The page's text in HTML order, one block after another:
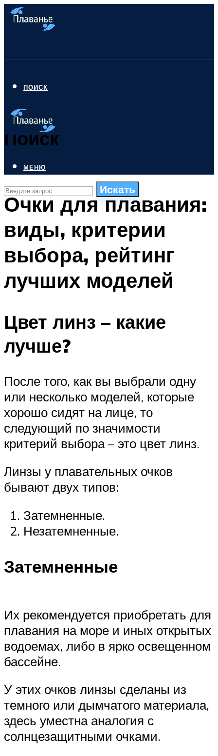
ПОИСК
Поиск
Искать
СТИЛИ ПЛАВАНЬЯ
ПЛАВАНЬЕ ДЛЯ ДЕТЕЙ
БАССЕЙН ДЛЯ ДОМА
МЕНЮ
Очки для плавания:
виды, критерии
выбора, рейтинг
лучших моделей
Цвет линз – какие
лучше?
После того, как вы выбрали одну
или несколько моделей, которые
хорошо сидят на лице, то
следующий по значимости
критерий выбора – это цвет линз.
Линзы у плавательных очков
бывают двух типов:
Затемненные.
Незатемненные.
Затемненные
Их рекомендуется приобретать для
плавания на море и иных открытых
водоемах, либо в ярко освещенном
бассейне.
У этих очков линзы сделаны из
темного или дымчатого материала,
здесь уместна аналогия с
солнцезащитными очками.